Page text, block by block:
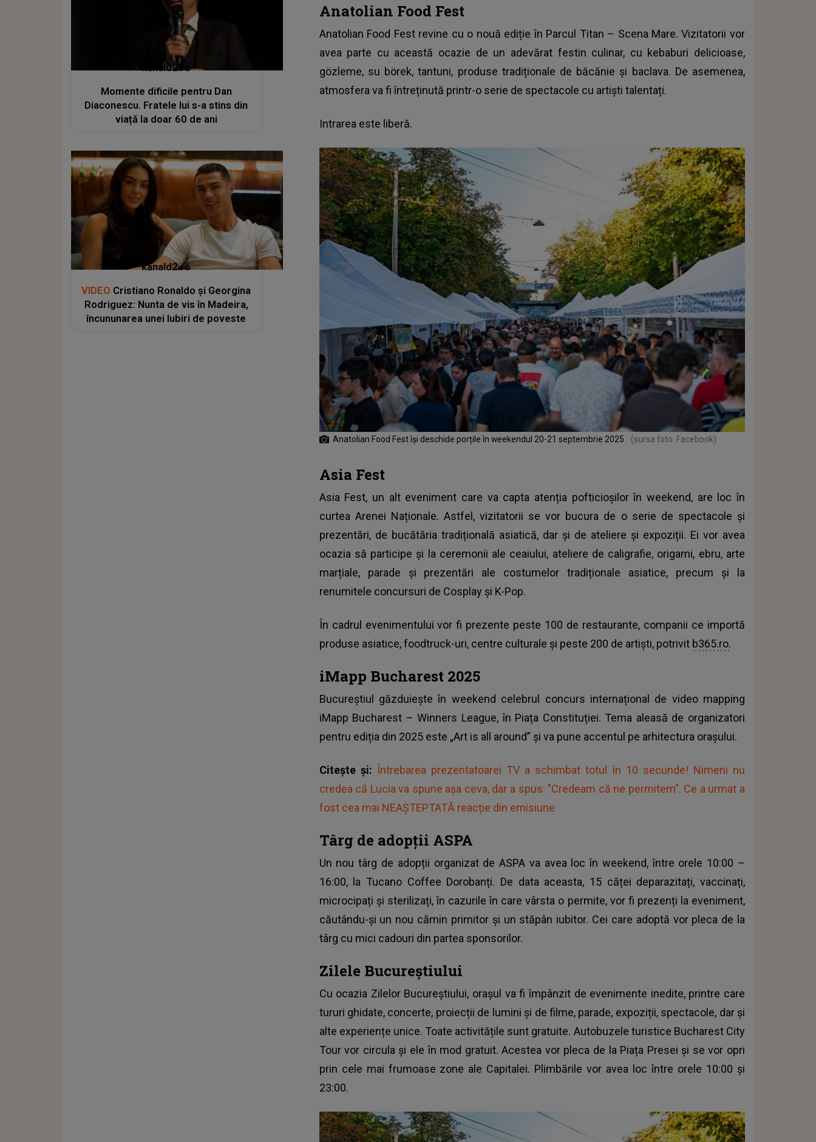
Anatolian Food Fest
Anatolian Food Fest revine cu o nouă ediție în Parcul Titan – Scena Mare. Vizitatorii vor
avea parte cu această ocazie de un adevărat festin culinar, cu kebaburi delicioase,
gözleme, su börek, tantuni, produse tradiționale de băcănie și baclava. De asemenea,
atmosfera va fi întreținută printr-o serie de spectacole cu artiști talentați.
Intrarea este liberă.
Anatolian Food Fest își deschide porțile în weekendul 20-21 septembrie 2025 (sursa foto: Facebook)
Asia Fest
Asia Fest, un alt eveniment care va capta atenția pofticioșilor în weekend, are loc în
curtea Arenei Naționale. Astfel, vizitatorii se vor bucura de o serie de spectacole și
prezentări, de bucătăria tradițională asiatică, dar și de ateliere și expoziții. Ei vor avea
ocazia să participe și la ceremonii ale ceaiului, ateliere de caligrafie, origami, ebru, arte
marțiale, parade și prezentări ale costumelor tradiționale asiatice, precum și la
renumitele concursuri de Cosplay și K-Pop.
În cadrul evenimentului vor fi prezente peste 100 de restaurante, companii ce importă
produse asiatice, foodtruck-uri, centre culturale și peste 200 de artiști, potrivit b365.ro.
iMapp Bucharest 2025
Bucureștiul găzduiește în weekend celebrul concurs internațional de video mapping
iMapp Bucharest – Winners League, în Piața Constituției. Tema aleasă de organizatori
pentru ediția din 2025 este „Art is all around” și va pune accentul pe arhitectura orașului.
Citește și: Întrebarea prezentatoarei TV a schimbat totul în 10 secunde! Nimeni nu
credea că Lucia va spune așa ceva, dar a spus: "Credeam că ne permitem". Ce a urmat a
fost cea mai NEAȘTEPTATĂ reacție din emisiune
Târg de adopții ASPA
Un nou târg de adopții organizat de ASPA va avea loc în weekend, între orele 10:00 –
16:00, la Tucano Coffee Dorobanți. De data aceasta, 15 căței deparazitați, vaccinați,
microcipați și sterilizați, în cazurile în care vârsta o permite, vor fi prezenți la eveniment,
căutându-și un nou cămin primitor și un stăpân iubitor. Cei care adoptă vor pleca de la
târg cu mici cadouri din partea sponsorilor.
Zilele Bucureștiului
Cu ocazia Zilelor Bucureștiului, orașul va fi împânzit de evenimente inedite, printre care
tururi ghidate, concerte, proiecții de lumini și de filme, parade, expoziții, spectacole, dar și
alte experiențe unice. Toate activitățile sunt gratuite. Autobuzele turistice Bucharest City
Tour vor circula și ele în mod gratuit. Acestea vor pleca de la Piața Presei și se vor opri
prin cele mai frumoase zone ale Capitalei. Plimbările vor avea loc între orele 10:00 și
23:00.
kanald2.ro
Momente dificile pentru Dan
Diaconescu. Fratele lui s-a stins din
viață la doar 60 de ani
kanald2.ro
VIDEO Cristiano Ronaldo și Georgina
Rodriguez: Nunta de vis în Madeira,
încununarea unei Iubiri de poveste